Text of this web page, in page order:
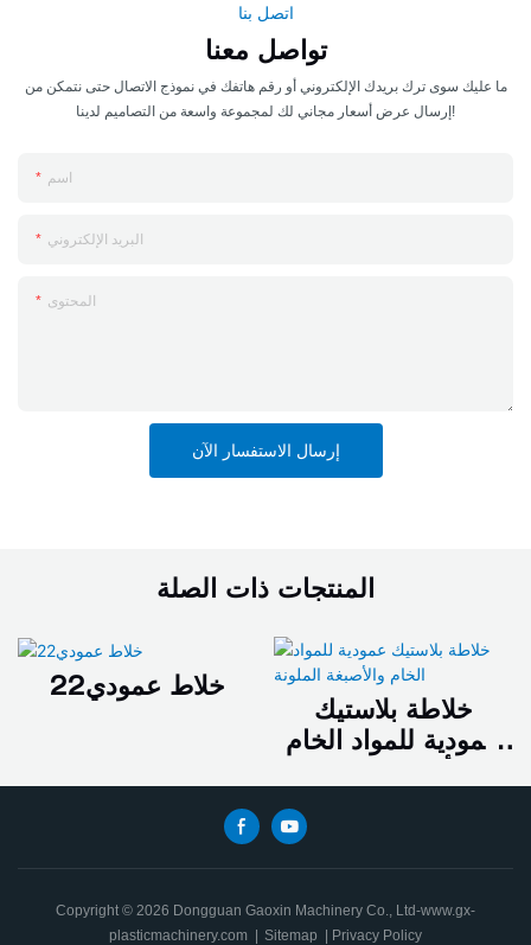
اتصل بنا
تواصل معنا
ما عليك سوى ترك بريدك الإلكتروني أو رقم هاتفك في نموذج الاتصال حتى نتمكن من
إرسال عرض أسعار مجاني لك لمجموعة واسعة من التصاميم لدينا!
اسم
البريد الإلكتروني
المحتوى
إرسال الاستفسار الآن
المنتجات ذات الصلة
خلاط عمودي22
خلاطة بلاستيك
عمودية للمواد الخام
Copyright © 2026 Dongguan Gaoxin Machinery Co., Ltd-www.gx-
plasticmachinery.com | Sitemap | Privacy Policy